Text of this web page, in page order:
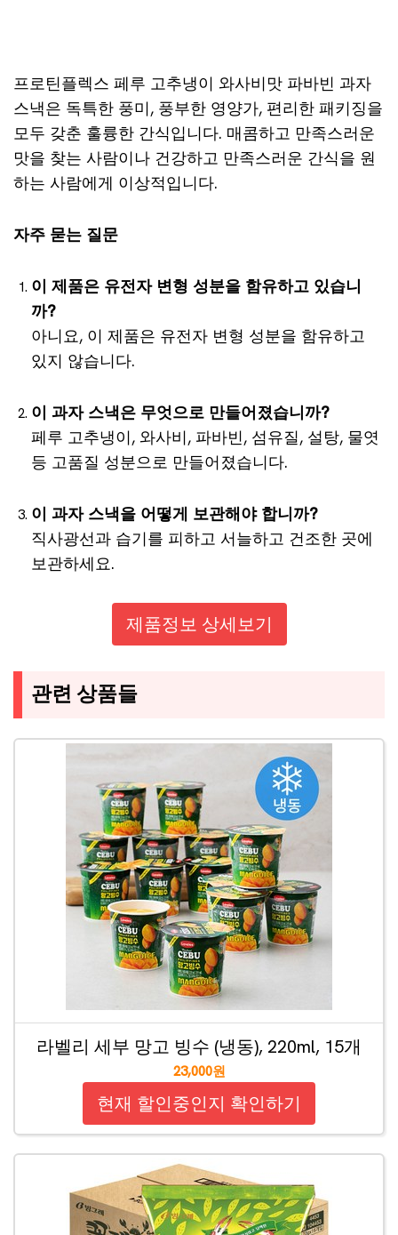
프로틴플렉스 페루 고추냉이 와사비맛 파바빈 과자
스낵은 독특한 풍미, 풍부한 영양가, 편리한 패키징을
모두 갖춘 훌륭한 간식입니다. 매콤하고 만족스러운
맛을 찾는 사람이나 건강하고 만족스러운 간식을 원
하는 사람에게 이상적입니다.
자주 묻는 질문
이 제품은 유전자 변형 성분을 함유하고 있습니
까?
아니요, 이 제품은 유전자 변형 성분을 함유하고
있지 않습니다.
이 과자 스낵은 무엇으로 만들어졌습니까?
페루 고추냉이, 와사비, 파바빈, 섬유질, 설탕, 물엿
등 고품질 성분으로 만들어졌습니다.
이 과자 스낵을 어떻게 보관해야 합니까?
직사광선과 습기를 피하고 서늘하고 건조한 곳에
보관하세요.
제품정보 상세보기
관련 상품들
라벨리 세부 망고 빙수 (냉동), 220ml, 15개
23,000원
현재 할인중인지 확인하기